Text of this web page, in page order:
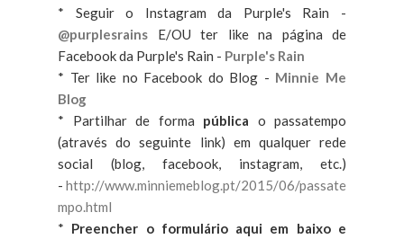
* Seguir o Instagram da Purple's Rain -
@purplesrains E/OU ter like na página de
Facebook da Purple's Rain - Purple's Rain
* Ter like no Facebook do Blog - Minnie Me
Blog
* Partilhar de forma pública o passatempo
(através do seguinte link) em qualquer rede
social (blog, facebook, instagram, etc.)
- http://www.minniemeblog.pt/2015/06/passate
mpo.html
* Preencher o formulário aqui em baixo e